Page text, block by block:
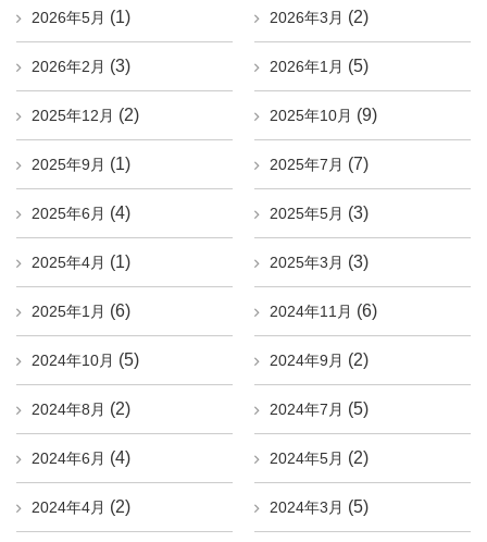
2026年5月 (1) 2026年3月 (2)
2026年2月 (3) 2026年1月 (5)
2025年12月 (2) 2025年10月 (9)
2025年9月 (1) 2025年7月 (7)
2025年6月 (4) 2025年5月 (3)
2025年4月 (1) 2025年3月 (3)
2025年1月 (6) 2024年11月 (6)
2024年10月 (5) 2024年9月 (2)
2024年8月 (2) 2024年7月 (5)
2024年6月 (4) 2024年5月 (2)
2024年4月 (2) 2024年3月 (5)